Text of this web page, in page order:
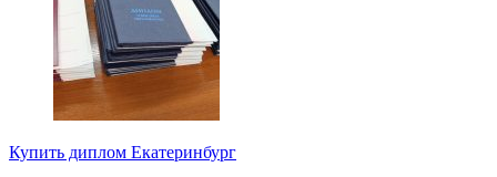
Купить диплом Екатеринбург